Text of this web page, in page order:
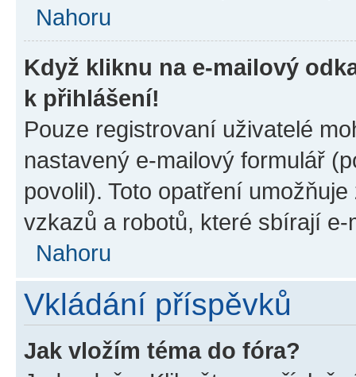
Nahoru
Když kliknu na e-mailový
k přihlášení!
Pouze registrovaní uživatelé
nastavený e-mailový formulář
povolil). Toto opatření
vzkazů a robotů, které sbírají e-
Nahoru
Vkládání příspěvků
Jak vložím téma do fóra?